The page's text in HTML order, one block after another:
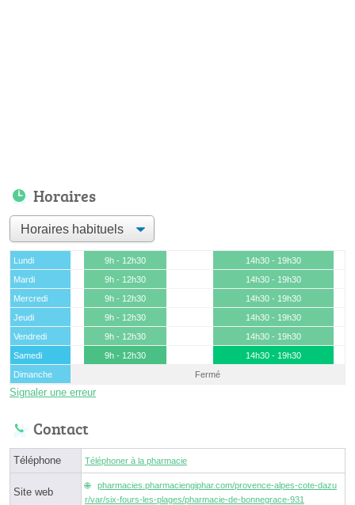
Horaires
Lundi 9h - 12h30
14h30 - 19h30
Mardi
9h - 12h30
14h30 - 19h30
Mercredi
9h - 12h30
14h30 - 19h30
Jeudi
9h - 12h30
14h30 - 19h30
Vendredi
9h - 12h30
14h30 - 19h30
Samedi
9h - 12h30
14h30 - 19h30
Dimanche
Fermé
Signaler une erreur
Contact
Téléphone Téléphoner à la pharmacie
Site web
pharmacies.pharmaciengiphar.com/provence-alpes-cote-dazu
r/var/six-fours-les-plages/pharmacie-de-bonnegrace-931